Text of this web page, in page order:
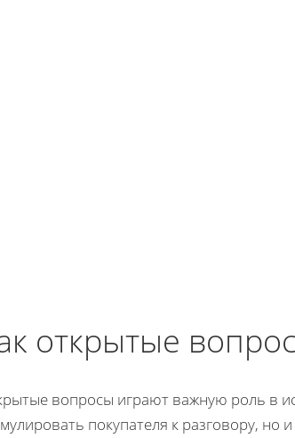
открытые
вопросы играют важную роль в
покупателя к разговору, но